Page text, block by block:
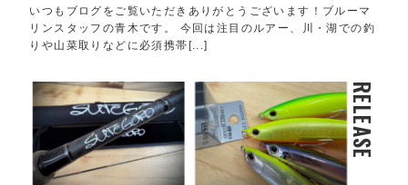
いつもブログをご覧いただきありがとうございます！ブルーマ
リンスタッフの青木です。 今回は注目のルアー、川・湖での釣
りや山菜取りなどに必須携帯[...]
RELEASE